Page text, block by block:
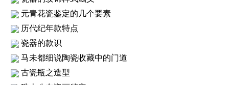
元青花瓷鉴定的几个要素
历代纪年款特点
瓷器的款识
马未都细说陶瓷收藏中的门道
古瓷瓶之造型